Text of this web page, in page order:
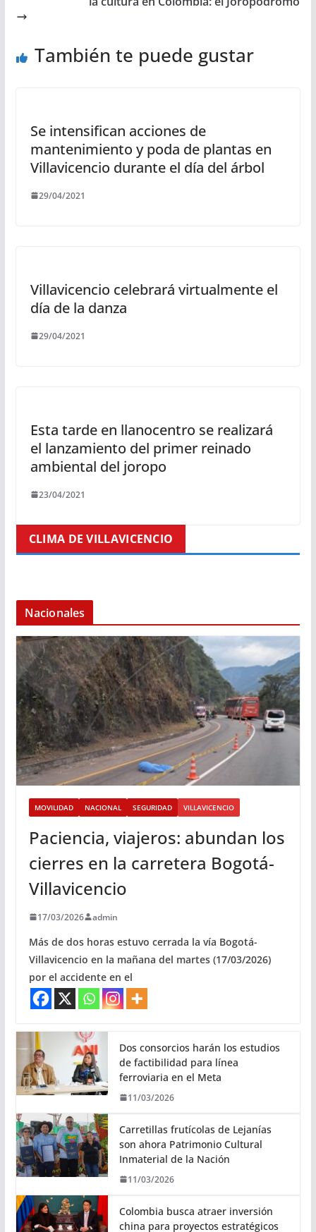
También te puede gustar
Se intensifican acciones de
mantenimiento y poda de plantas en
Villavicencio durante el día del árbol
29/04/2021
Villavicencio celebrará virtualmente el
día de la danza
29/04/2021
Esta tarde en llanocentro se realizará
el lanzamiento del primer reinado
ambiental del joropo
23/04/2021
CLIMA DE VILLAVICENCIO
Nacionales
MOVILIDAD NACIONAL SEGURIDAD VILLAVICENCIO
Paciencia, viajeros: abundan los
cierres en la carretera Bogotá-
Villavicencio
17/03/2026 admin
Más de dos horas estuvo cerrada la vía Bogotá-
Villavicencio en la mañana del martes (17/03/2026)
por el accidente en el
Dos consorcios harán los estudios
de factibilidad para línea
ferroviaria en el Meta
11/03/2026
Carretillas frutícolas de Lejanías
son ahora Patrimonio Cultural
Inmaterial de la Nación
11/03/2026
Colombia busca atraer inversión
china para proyectos estratégicos